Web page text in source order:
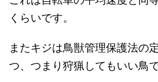
くらいです。
またキジは鳥獣管理保護法の
つ、つまり狩猟してもいい鳥で